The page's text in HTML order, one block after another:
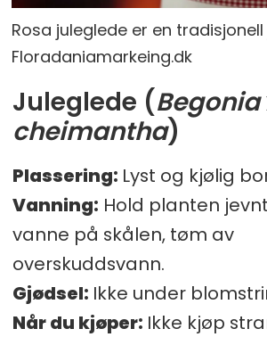
Rosa juleglede er en
Floradaniamarkeing.dk
Juleglede (Begonia
cheimantha)
Plassering: Lyst og kjølig
Vanning: Hold planten
vanne på skålen, tøm av
overskuddsvann.
Gjødsel: Ikke under
Når du kjøper: Ikke kjøp